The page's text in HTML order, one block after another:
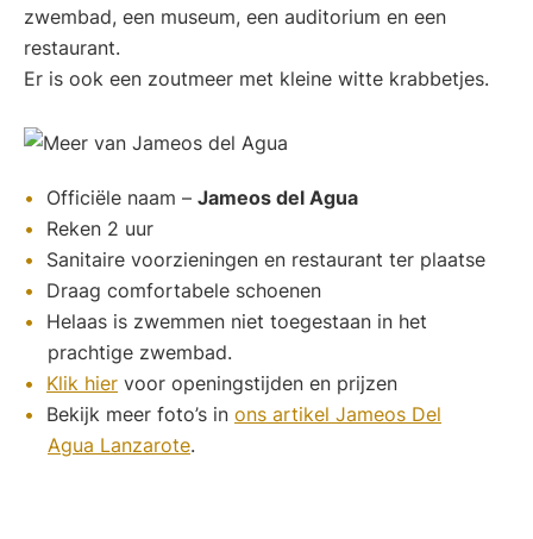
zwembad, een museum, een auditorium en een
restaurant.
Er is ook een zoutmeer met kleine witte krabbetjes.
Officiële naam – Jameos del Agua
Reken 2 uur
Sanitaire voorzieningen en restaurant ter plaatse
Draag comfortabele schoenen
Helaas is zwemmen niet toegestaan in het
prachtige zwembad.
Klik hier voor openingstijden en prijzen
Bekijk meer foto’s in ons artikel Jameos Del
Agua Lanzarote.